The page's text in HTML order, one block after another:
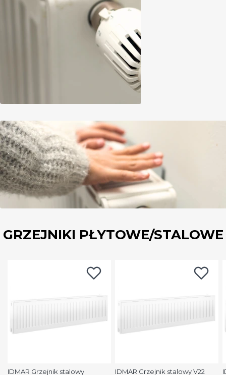
GRZEJNIKI PŁYTOWE/STALOWE
IDMAR Grzejnik stalowy
IDMAR Grzejnik stalowy V22